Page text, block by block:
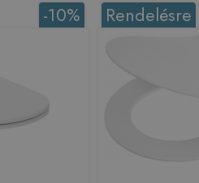
-10% Rendelésre